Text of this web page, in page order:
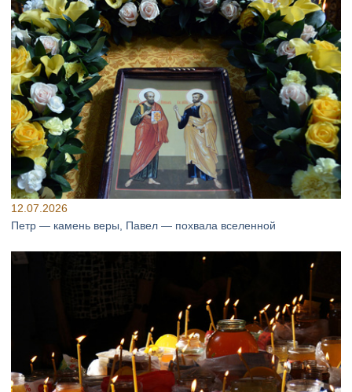
12.07.2026
Петр — камень веры, Павел — похвала вселенной